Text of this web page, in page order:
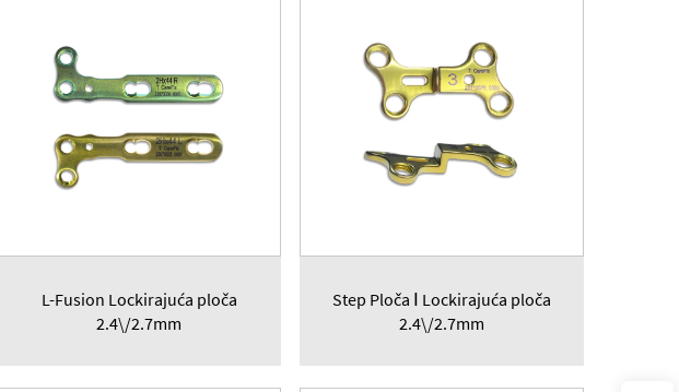
L-Fusion Lockirajuća ploča
2.4\/2.7mm
Step Ploča Ⅰ Lockirajuća ploča
2.4\/2.7mm